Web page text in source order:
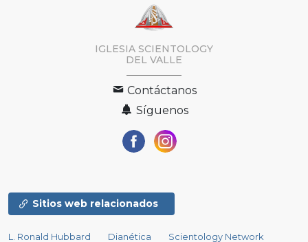
IGLESIA SCIENTOLOGY
DEL VALLE
Contáctanos
Síguenos
Sitios web relacionados
L. Ronald Hubbard Dianética Scientology Network